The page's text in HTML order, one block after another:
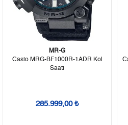
MR-G
Casio MRG-BF1000R-1ADR Kol
Saati
285.999,00 ₺